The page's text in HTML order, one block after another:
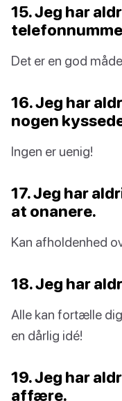
15. Jeg har
Det er en god
16. Jeg har
nogen
Ingen er uenig!
17. Jeg har
at onanere.
Kan afholdenhed
18. Jeg har
Alle kan fortælle
en dårlig idé!
19. Jeg har
affære.